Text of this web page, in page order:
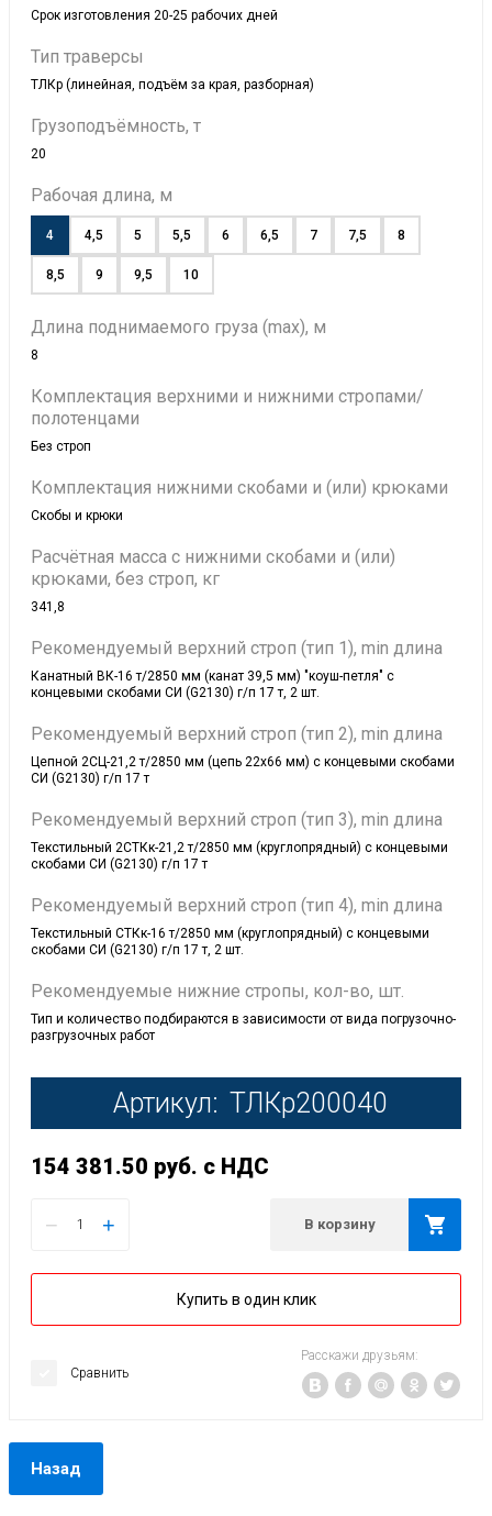
Срок изготовления 20-25 рабочих дней
Тип траверсы
ТЛКр (линейная, подъём за края, разборная)
Грузоподъёмность, т
20
Рабочая длина, м
4 4,5 5 5,5 6 6,5 7 7,5 8
8,5 9 9,5 10
Длина поднимаемого груза (max), м
8
Комплектация верхними и нижними стропами/
полотенцами
Без строп
Комплектация нижними скобами и (или) крюками
Скобы и крюки
Расчётная масса с нижними скобами и (или)
крюками, без строп, кг
341,8
Рекомендуемый верхний строп (тип 1), min длина
Канатный ВК-16 т/2850 мм (канат 39,5 мм) "коуш-петля" с
концевыми скобами СИ (G2130) г/п 17 т, 2 шт.
Рекомендуемый верхний строп (тип 2), min длина
Цепной 2СЦ-21,2 т/2850 мм (цепь 22х66 мм) с концевыми скобами
СИ (G2130) г/п 17 т
Рекомендуемый верхний строп (тип 3), min длина
Текстильный 2СТКк-21,2 т/2850 мм (круглопрядный) с концевыми
скобами СИ (G2130) г/п 17 т
Рекомендуемый верхний строп (тип 4), min длина
Текстильный СТКк-16 т/2850 мм (круглопрядный) с концевыми
скобами СИ (G2130) г/п 17 т, 2 шт.
Рекомендуемые нижние стропы, кол-во, шт.
Тип и количество подбираются в зависимости от вида погрузочно-
разгрузочных работ
Артикул: ТЛКр200040
154 381.50 руб. с НДС
− + В корзину
Купить в один клик
Сравнить
Расскажи друзьям:
Назад